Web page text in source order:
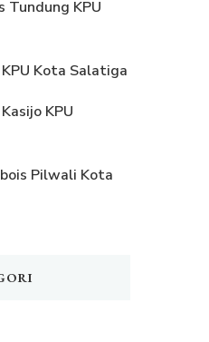
Tundung KPU
Kota Salatiga
KPU
Pilwali Kota